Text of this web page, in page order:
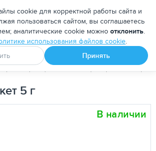
Москва
Ветмедин От блох и клещей
препараты Биопрепараты
5 г
В наличии
cookie для корректной работы сайта и
пользоваться сайтом, вы соглашаетесь
аналитические cookie можно отклонить.
использования файлов cookie.
Принять